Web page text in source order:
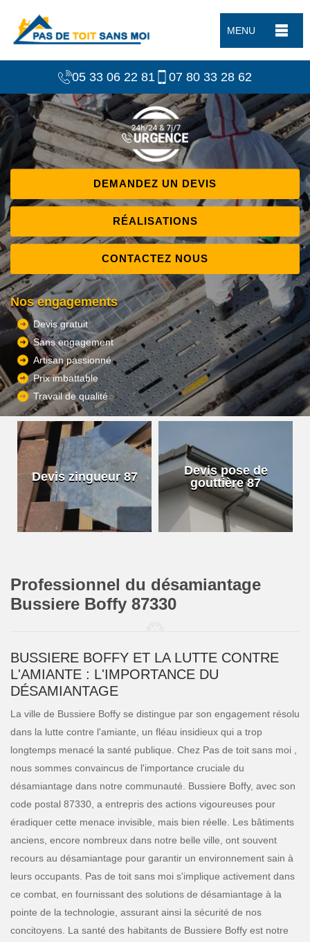
MENU
05 33 06 22 81 07 80 33 28 62
DEMANDEZ UN DEVIS
RÉALISATIONS
CONTACTEZ NOUS
Nos engagements
Devis gratuit
Sans engagement
Artisan passionné
Prix imbattable
Travail de qualité
Devis zingueur 87
Devis pose de
gouttière 87
Professionnel du désamiantage
Bussiere Boffy 87330
BUSSIERE BOFFY ET LA LUTTE CONTRE
L'AMIANTE : L'IMPORTANCE DU
DÉSAMIANTAGE
La ville de Bussiere Boffy se distingue par son engagement résolu
dans la lutte contre l'amiante, un fléau insidieux qui a trop
longtemps menacé la santé publique. Chez Pas de toit sans moi ,
nous sommes convaincus de l'importance cruciale du
désamiantage dans notre communauté. Bussiere Boffy, avec son
code postal 87330, a entrepris des actions vigoureuses pour
éradiquer cette menace invisible, mais bien réelle. Les bâtiments
anciens, encore nombreux dans notre belle ville, ont souvent
recours au désamiantage pour garantir un environnement sain à
leurs occupants. Pas de toit sans moi s'implique activement dans
ce combat, en fournissant des solutions de désamiantage à la
pointe de la technologie, assurant ainsi la sécurité de nos
concitoyens. La santé des habitants de Bussiere Boffy est notre